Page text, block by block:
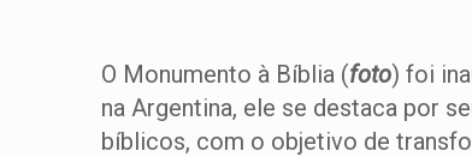
O Monumento à Bíblia (foto) foi
na Argentina, ele se destaca por
bíblicos, com o objetivo de